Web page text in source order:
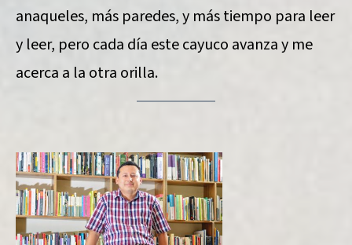
anaqueles, más paredes, y más tiempo para leer
y leer, pero cada día este cayuco avanza y me
acerca a la otra orilla.